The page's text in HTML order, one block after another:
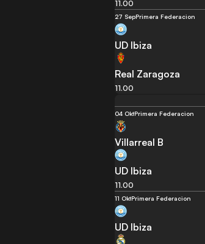
11.00
27 SepPrimera Federacion
UD Ibiza
Real Zaragoza
11.00
04 OktPrimera Federacion
Villarreal B
UD Ibiza
11.00
11 OktPrimera Federacion
UD Ibiza